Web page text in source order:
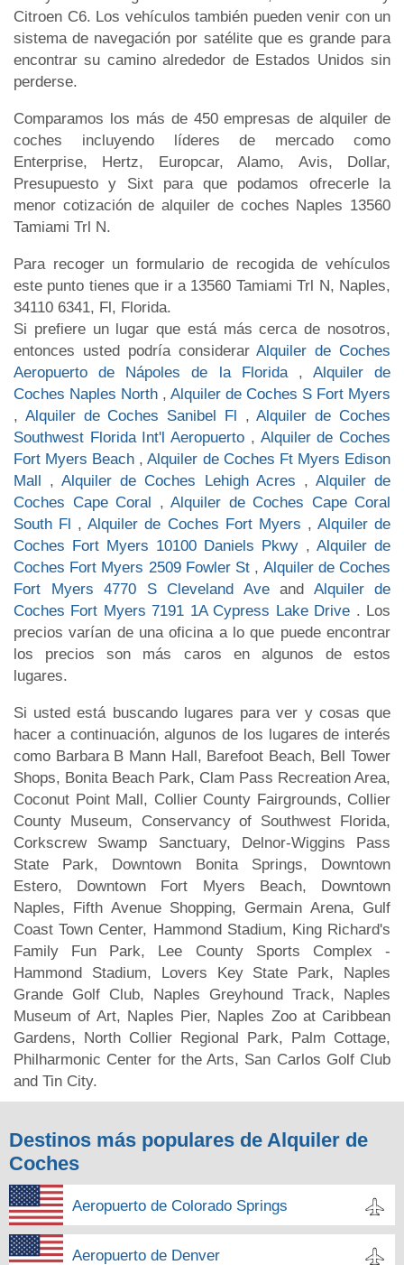
Citroen C6. Los vehículos también pueden venir con un
sistema de navegación por satélite que es grande para
encontrar su camino alrededor de Estados Unidos sin
perderse.
Comparamos los más de 450 empresas de alquiler de
coches incluyendo líderes de mercado como
Enterprise, Hertz, Europcar, Alamo, Avis, Dollar,
Presupuesto y Sixt para que podamos ofrecerle la
menor cotización de alquiler de coches Naples 13560
Tamiami Trl N.
Para recoger un formulario de recogida de vehículos
este punto tienes que ir a 13560 Tamiami Trl N, Naples,
34110 6341, Fl, Florida.
Si prefiere un lugar que está más cerca de nosotros,
entonces usted podría considerarAlquiler de Coches
Aeropuerto de Nápoles de la Florida , Alquiler de
Coches Naples North , Alquiler de Coches S Fort Myers
, Alquiler de Coches Sanibel Fl ,Alquiler de Coches
Southwest Florida Int'l Aeropuerto , Alquiler de Coches
Fort Myers Beach ,Alquiler de Coches Ft Myers Edison
Mall ,Alquiler de Coches Lehigh Acres , Alquiler de
Coches Cape Coral , Alquiler de Coches Cape Coral
South Fl ,Alquiler de Coches Fort Myers , Alquiler de
Coches Fort Myers 10100 Daniels Pkwy , Alquiler de
Coches Fort Myers 2509 Fowler St , Alquiler de Coches
Fort Myers 4770 S Cleveland Ave and Alquiler de
Coches Fort Myers 7191 1A Cypress Lake Drive . Los
precios varían de una oficina a lo que puede encontrar
los precios son más caros en algunos de estos
lugares.
Si usted está buscando lugares para ver y cosas que
hacer a continuación, algunos de los lugares de interés
como Barbara B Mann Hall, Barefoot Beach, Bell Tower
Shops, Bonita Beach Park, Clam Pass Recreation Area,
Coconut Point Mall, Collier County Fairgrounds, Collier
County Museum, Conservancy of Southwest Florida,
Corkscrew Swamp Sanctuary, Delnor-Wiggins Pass
State Park, Downtown Bonita Springs, Downtown
Estero, Downtown Fort Myers Beach, Downtown
Naples, Fifth Avenue Shopping, Germain Arena, Gulf
Coast Town Center, Hammond Stadium, King Richard's
Family Fun Park, Lee County Sports Complex -
Hammond Stadium, Lovers Key State Park, Naples
Grande Golf Club, Naples Greyhound Track, Naples
Museum of Art, Naples Pier, Naples Zoo at Caribbean
Gardens, North Collier Regional Park, Palm Cottage,
Philharmonic Center for the Arts, San Carlos Golf Club
and Tin City.
Destinos más populares de Alquiler de
Coches
Aeropuerto de Colorado Springs
Aeropuerto de Denver